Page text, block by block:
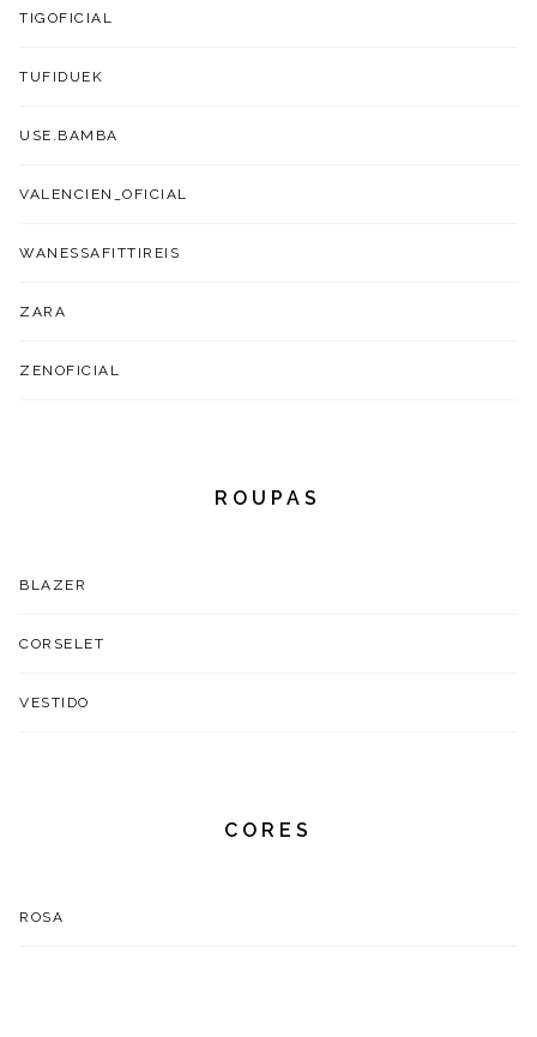
TIGOFICIAL
TUFIDUEK
USE.BAMBA
VALENCIEN_OFICIAL
WANESSAFITTIREIS
ZARA
ZENOFICIAL
ROUPAS
BLAZER
CORSELET
VESTIDO
CORES
ROSA